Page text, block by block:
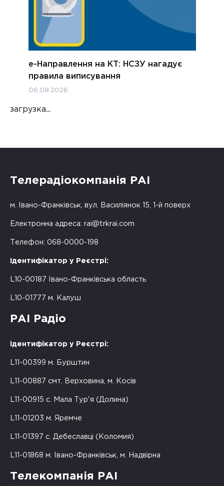
е-Направлення на КТ: НСЗУ нагадує
правила виписування
06.08.2026
загрузка...
Телерадіокомпанія РАІ
м. Івано-Франківськ, вул. Василіянок 15, 1-й поверх
Електронна адреса: rai@trkrai.com
Телефон: 068-0000-198
Ідентифікатор у Реєстрі:
L10-00187 Івано-Франківська область
L10-01777 м. Калуш
РАІ Радіо
Ідентифікатор у Реєстрі:
L11-00399 м. Бурштин
L11-00887 смт. Верховина, м. Косів
L11-00915 с. Мала Тур'я (Долина)
L11-01203 м. Яремче
L11-01397 с. Дебеславці (Коломия)
L11-01868 м. Івано-Франківськ, м. Надвірна
Телекомпанія РАІ